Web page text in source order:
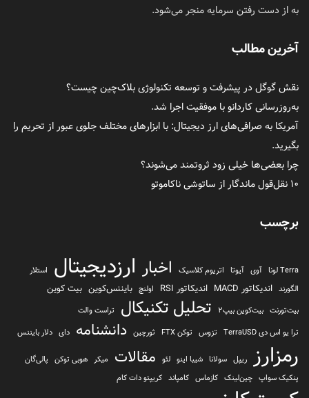
به از دست رفتن سرمایه منجر می‌شود.
آخرین مطالب
نقش گوگل در پیشرفت و توسعه تکنولوژی بلاک‌چین چیست؟
به‌روزرسانی کاردانو با موفقیت اجرا شد.
آمریکا به صرافی‌های ارز دیجیتال: با ابزارهای مختلف جلوی عبور از تحریم را
بگیرید.
چرا بعضی‌ها خیلی زود ثروتمند می‌شوند؟
۱۰ نقل‌قول ماندگار از ساتوشی ناکاموتو
برچسب
Terra لونا آوی آیوتا اتریوم کلاسیک اخبار ارزدیجیتال
استلار
الگورند اندیکاتور MACD اندیکاتور RSI اولنچ بایننس‌کوین بیت کوین
بیت‌تورنت بیت‌کوین بیپ2 تحلیل تکنیکال
تراست والت
ترا یو اس دی TerraUSD
تزوس توکن FTX ثورچین دانشنامه دای دلار بایننس
رمزارز ریپل سولانا شیبا اینو لئو مقالات میکر هوبی توکن پالی‌گان
پنکیک سواپ چین‌لینک کازماس کامپاند کریپتو دات کام